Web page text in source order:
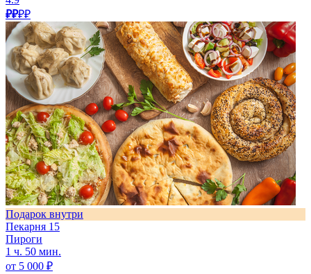
₽₽₽₽
Подарок внутри
Пекарня 15
Пироги
1 ч. 50 мин.
от 5 000 ₽